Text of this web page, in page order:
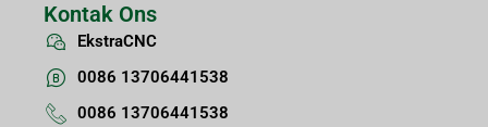
Kontak Ons
EkstraCNC
0086 13706441538
0086 13706441538